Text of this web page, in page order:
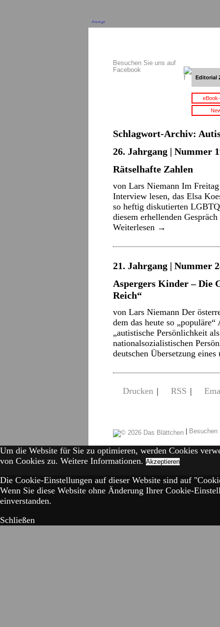
Anzeige
Besuchen Sie uns auf
Facebook
Editorial
Schlagwort-Archiv:
26. Jahrgang | Nummer
Rätselhafte Zahlen
von Lars Niemann Im
Interview lesen, das Elsa
so heftig diskutierten
diesem erhellenden
Weiterlesen →
21. Jahrgang | Nummer
Aspergers Kinder – Die
Reich“
von Lars Niemann Der
dem das heute so
„autistische Persönlichkeit
nationalsozialistischen
deutschen Übersetzung
Drucken | RSS |
|
Um die Website für Sie zu optimieren, werden Cookies
von Cookies zu. Weitere Informationen. Akzeptieren
Die Cookie-Einstellungen auf dieser Website sind auf
Wenn Sie diese Website ohne Änderung Ihrer Cookie-
einverstanden.
Schließen